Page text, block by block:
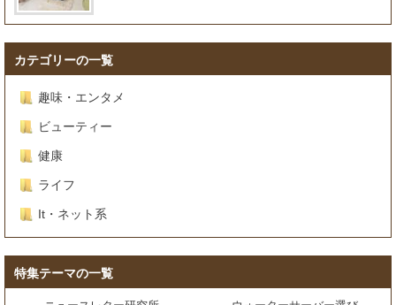
カテゴリーの一覧
趣味・エンタメ
ビューティー
健康
ライフ
It・ネット系
特集テーマの一覧